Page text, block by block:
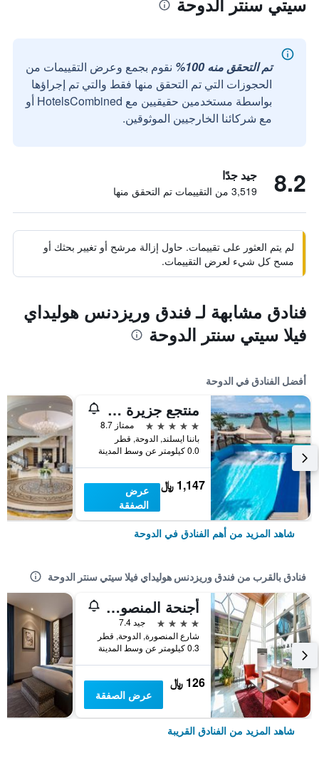
تم التحقق منه 100%
نقوم بجمع وعرض التقييمات من
الحجوزات التي تم التحقق منها فقط والتي تم إجراؤها
بواسطة مستخدمين حقيقيين مع HotelsCombined أو
مع شركائنا الخارجيين الموثوقين.
8.2 جيد جدًا
3,519 من التقييمات تم التحقق منها
لم يتم العثور على تقييمات. حاول إزالة مرشح أو تغيير بحثك أو
مسح كل شيء لعرض التقييمات.
فنادق مشابهة لـ فندق وريزدنس هوليداي
فيلا سيتي سنتر الدوحة
أفضل الفنادق في الدوحة
منتجع جزيرة البنانا في الدوحة بإدارة أنانتارا
5 نجوم
ممتاز 8.7
باننا ايسلند, الدوحة, قطر
0.0 كيلومتر عن وسط المدينة
1,147 ﷼
عرض
الصفقة
شاهد المزيد من أهم الفنادق في الدوحة
فنادق بالقرب من فندق وريزدنس هوليداي فيلا سيتي سنتر الدوحة
أجنحة المنصور الفندقية
4 نجوم
جيد 7.4
شارع المنصورة, الدوحة, قطر
0.3 كيلومتر عن وسط المدينة
126 ﷼
عرض الصفقة
شاهد المزيد من الفنادق القريبة